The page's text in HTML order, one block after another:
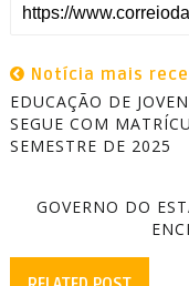
Notícia mais
EDUCAÇÃO DE
SEGUE COM
SEMESTRE DE 2025
GOVERNO DO